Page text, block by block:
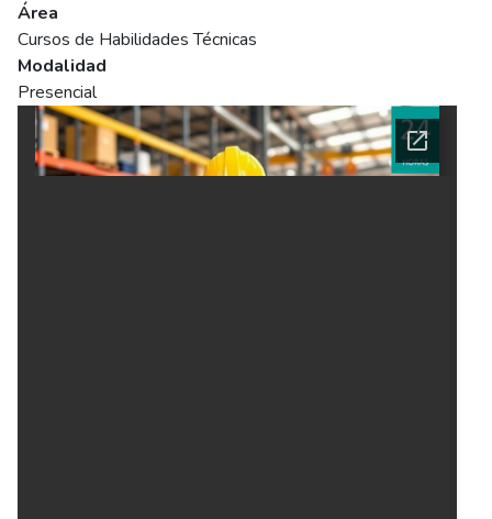
Área
Cursos de Habilidades Técnicas
Modalidad
Presencial
Ficha del curso